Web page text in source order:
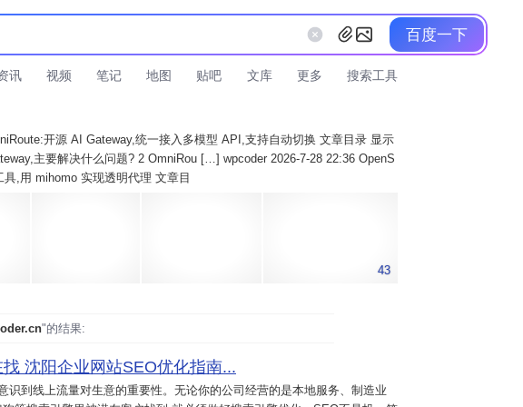
百度一下
讯 视频 笔记 地图 贴吧 文库 更多 搜索工具
开源 AI Gateway,统一接入多模型 API,支持自动切换 文章目录 显示
主要解决什么问题? 2 OmniRou […] wpcoder 2026-7-28 22:36 OpenS
,用 mihomo 实现透明代理 文章目
43
"的结果:
找 沈阳企业网站SEO优化指南...
识到线上流量对生意的重要性。无论你的公司经营的是本地服务、制造业